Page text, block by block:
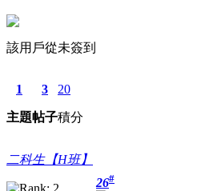
該用戶從未簽到
1
主題
3
帖子
20
積分
二科生【H班】
26#